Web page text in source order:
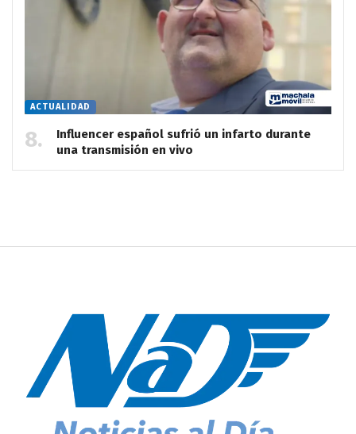
ACTUALIDAD
Influencer español sufrió un infarto durante
una transmisión en vivo